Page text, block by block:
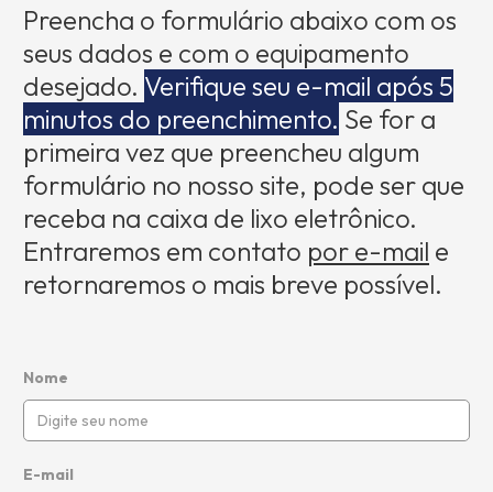
Preencha o formulário abaixo com os
seus dados e com o equipamento
desejado. Verifique seu e-mail após 5
minutos do preenchimento. Se for a
primeira vez que preencheu algum
formulário no nosso site, pode ser que
receba na caixa de lixo eletrônico.
Entraremos em contato por e-mail e
retornaremos o mais breve possível.
Nome
E-mail